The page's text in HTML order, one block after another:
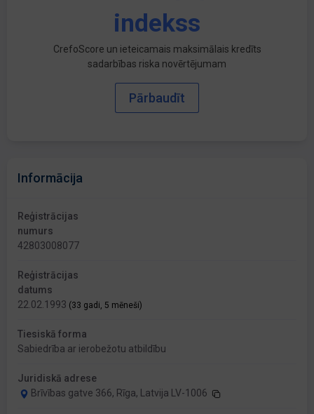
indekss
CrefoScore un ieteicamais maksimālais kredīts
sadarbības riska novērtējumam
Pārbaudīt
Informācija
Reģistrācijas
numurs
42803008077
Reģistrācijas
datums
22.02.1993 (33 gadi, 5 mēneši)
Tiesiskā forma
Sabiedrība ar ierobežotu atbildību
Juridiskā adrese
Brīvības gatve 366, Rīga, Latvija LV-1006